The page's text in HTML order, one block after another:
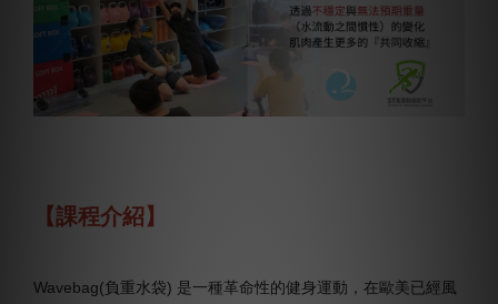
【課程介紹】
Wavebag(負重水袋) 是一種革命性的健身運動，在歐美已經風